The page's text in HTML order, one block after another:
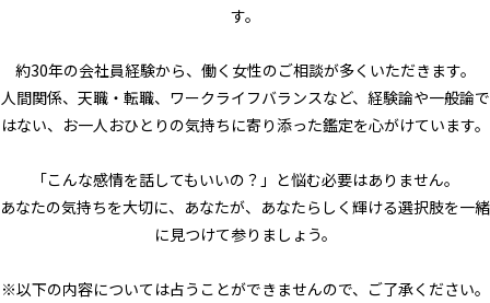
す。
約30年の会社員経験から、働く女性のご相談が多くいただきます。
人間関係、天職・転職、ワークライフバランスなど、経験論や一般論で
はない、お一人おひとりの気持ちに寄り添った鑑定を心がけています。
「こんな感情を話してもいいの？」と悩む必要はありません。
あなたの気持ちを大切に、あなたが、あなたらしく輝ける選択肢を一緒
に見つけて参りましょう。
※以下の内容については占うことができませんので、ご了承ください。